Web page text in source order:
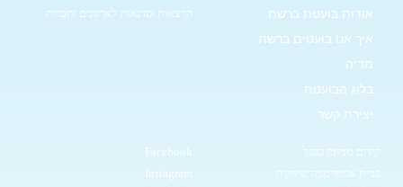
אודות בועטת ברשת
איך אנו בועטים ברשת
מדיה
בלוג הבועטת
יצירת קשר
הרצאות וסדנאות לארגונים וחברות
קידום ממומן בגוגל
בניית אסטרטגיה שיווקית
Facebook
Instagram